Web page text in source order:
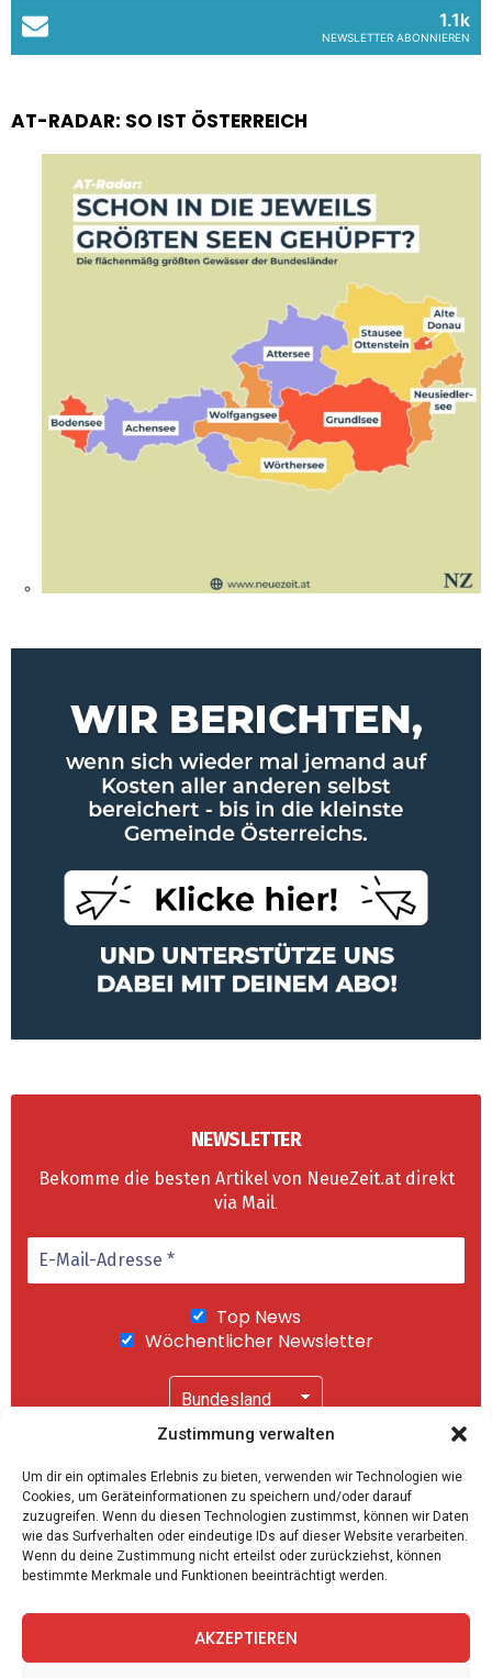
Zustimmung verwalten
Um dir ein optimales Erlebnis zu bieten, verwenden wir Technologien wie
Cookies, um Geräteinformationen zu speichern und/oder darauf
zuzugreifen. Wenn du diesen Technologien zustimmst, können wir Daten
wie das Surfverhalten oder eindeutige IDs auf dieser Website verarbeiten.
Wenn du deine Zustimmung nicht erteilst oder zurückziehst, können
bestimmte Merkmale und Funktionen beeinträchtigt werden.
AKZEPTIEREN
Newsletter bestellen
Top News
Wöchentlicher Newsletter
Mit dem Klick auf "Abonnieren" bestätigen Sie dieDatenschutzrichtlinien.
1.1k
NEWSLETTER ABONNIEREN
AT-RADAR: SO IST ÖSTERREICH
NEWSLETTER
Bekomme die besten Artikel von NeueZeit.at direkt
via Mail.
Top News
Wöchentlicher Newsletter
"Abonnieren" akzeptierst Du unsere
Datenschutzerklärung.